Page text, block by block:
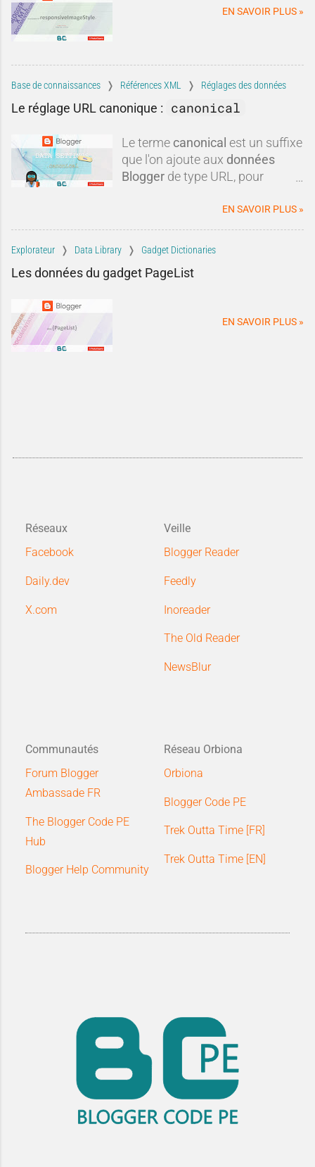
comparaisons discutables et
dans leur contexte.Blogger est-il
réellement mort ? Est-il
techniquement dépassé ? Faut-il
systématiquement lui préférer
une autre plateforme ?Dans
cette tribune, nous allons
examiner les critiques les plus
fréquen
EN SAVOIR PLUS »
Base de connaissances Références XML Réglages des données
Le réglage URL canonique : canonical
Le terme canonical est un suffixe
que l'on ajoute aux données
Blogger de type URL, pour
EN SAVOIR PLUS »
Explorateur Data Library Gadget Dictionaries
Les données du gadget PageList
EN SAVOIR PLUS »
Réseaux
Facebook
Daily.dev
X.com
Veille
Blogger Reader
Feedly
Inoreader
The Old Reader
NewsBlur
Communautés
Forum Blogger
Ambassade FR
The Blogger Code PE
Hub
Blogger Help Community
Réseau Orbiona
Orbiona
Blogger Code PE
Trek Outta Time [FR]
Trek Outta Time [EN]